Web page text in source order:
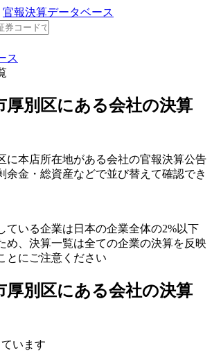
官報決算データベース
ス
厚別区にある会社の決算
に本店所在地がある会社の官報決算公告
余金・総資産などで並び替えて確認でき
ている企業は日本の企業全体の2%以下
め、決算一覧は全ての企業の決算を反映
とにご注意ください
厚別区にある会社の決算
います